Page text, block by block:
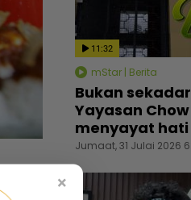
11:32
mStar | Berita
Bukan
Yayasan
menyayat hati
Jumaat, 31 Julai 2026
×